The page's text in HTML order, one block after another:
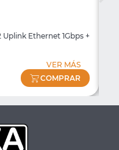
Ethernet 1Gbps +
VER MÁS
COMPRAR